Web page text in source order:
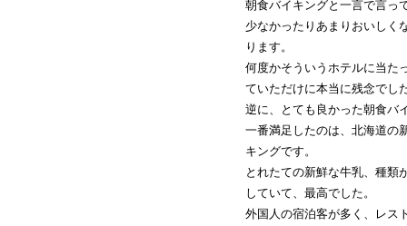
朝食バイキングと一言で言っ
少なかったりあまりおいしく
ります。
何度かそういうホテルに当た
ていただけに本当に残念でし
逆に、とても良かった朝食バ
一番満足したのは、北海道の
キングです。
とれたての新鮮な牛乳、種類
していて、最高でした。
外国人の宿泊客が多く、レス